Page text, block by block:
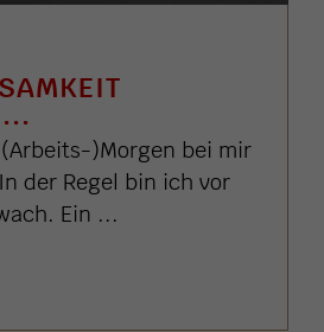
)Morgen bei mir
der Regel bin ich vor
Ein ...